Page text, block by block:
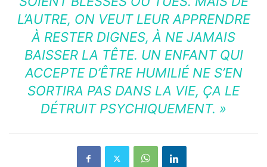
L’AUTRE, ON VEUT LEUR APPRENDRE
À RESTER DIGNES, À NE JAMAIS
BAISSER LA TÊTE. UN ENFANT QUI
ACCEPTE D’ÊTRE HUMILIÉ NE S’EN
SORTIRA PAS DANS LA VIE, ÇA LE
DÉTRUIT PSYCHIQUEMENT. »